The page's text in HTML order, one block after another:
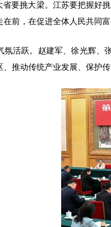
省要挑大梁。江苏要把握好
前，在促进全体人民共同富
氛活跃。赵建军、徐光辉、
推动传统产业发展、保护传